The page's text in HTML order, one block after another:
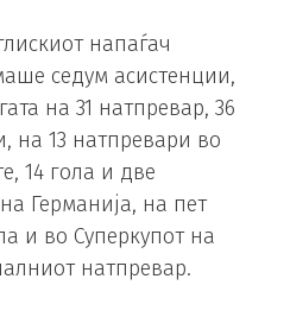
напаѓач
седум асистенции,
на 31 натпревар, 36
на 13 натпревари во
14 гола и две
Германија, на пет
и во Суперкупот на
натпревар.